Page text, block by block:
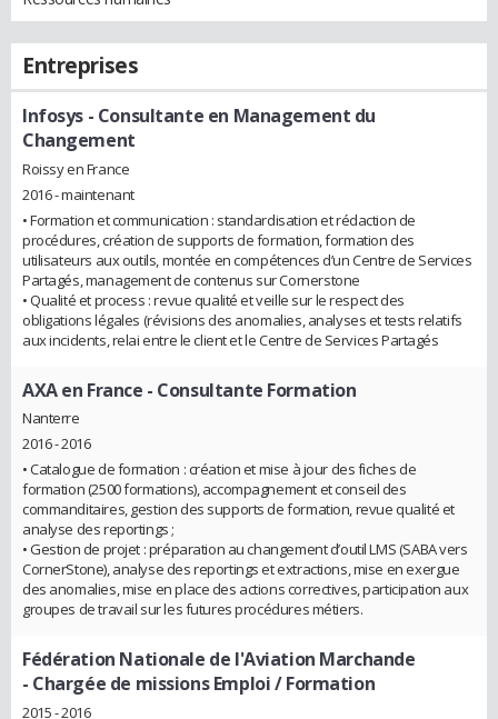
Entreprises
Infosys - Consultante en Management du
Changement
Roissy en France
2016 - maintenant
• Formation et communication : standardisation et rédaction de
procédures, création de supports de formation, formation des
utilisateurs aux outils, montée en compétences d’un Centre de Services
Partagés, management de contenus sur Cornerstone
• Qualité et process : revue qualité et veille sur le respect des
obligations légales (révisions des anomalies, analyses et tests relatifs
aux incidents, relai entre le client et le Centre de Services Partagés
AXA en France - Consultante Formation
Nanterre
2016 - 2016
• Catalogue de formation : création et mise à jour des fiches de
formation (2500 formations), accompagnement et conseil des
commanditaires, gestion des supports de formation, revue qualité et
analyse des reportings ;
• Gestion de projet : préparation au changement d’outil LMS (SABA vers
CornerStone), analyse des reportings et extractions, mise en exergue
des anomalies, mise en place des actions correctives, participation aux
groupes de travail sur les futures procédures métiers.
Fédération Nationale de l'Aviation Marchande
- Chargée de missions Emploi / Formation
2015 - 2016